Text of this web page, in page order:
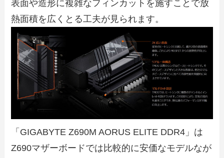
表面や造形に複雑なフィンカットを施すことで放
熱面積を広くとる工夫が見られます。
「GIGABYTE Z690M AORUS ELITE DDR4」は
Z690マザーボードでは比較的に安価なモデルなが